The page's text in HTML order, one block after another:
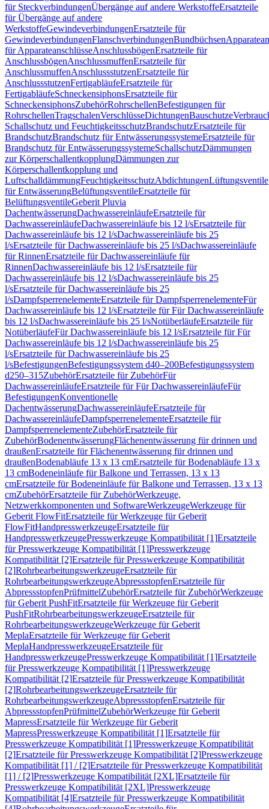
für SteckverbindungenÜbergänge auf andere WerkstoffeErsatzteile
für Übergänge auf andere
WerkstoffeGewindeverbindungenErsatzteile für
GewindeverbindungenFlanschverbindungenBundbüchsen
für ApparateanschlüsseAnschlussbögenErsatzteile für
AnschlussbögenAnschlussmuffenErsatzteile für
AnschlussmuffenAnschlussstutzenErsatzteile für
AnschlussstutzenFertigabläufeErsatzteile für
FertigabläufeSchneckensiphonsErsatzteile für
SchneckensiphonsZubehörRohrschellenBefestigungen für
RohrschellenTragschalenVerschlüsseDichtungenBauschutze
Schallschutz und FeuchtigkeitsschutzBrandschutzErsatzteile für
BrandschutzBrandschutz für EntwässerungssystemeErsatzteile für
Brandschutz für EntwässerungssystemeSchallschutzDämmungen
zur KörperschallentkopplungDämmungen zur
Körperschallentkopplung und
LuftschalldämmungFeuchtigkeitsschutzAbdichtungenLüftungsventile
für EntwässerungBelüftungsventileErsatzteile für
BelüftungsventileGeberit Pluvia
DachentwässerungDachwassereinläufeErsatzteile für
DachwassereinläufeDachwassereinläufe bis 12 l/sErsatzteile für
Dachwassereinläufe bis 12 l/sDachwassereinläufe bis 25
l/sErsatzteile für Dachwassereinläufe bis 25 l/sDachwassereinläufe
für RinnenErsatzteile für Dachwassereinläufe für
RinnenDachwassereinläufe bis 12 l/sErsatzteile für
Dachwassereinläufe bis 12 l/sDachwassereinläufe bis 25
l/sErsatzteile für Dachwassereinläufe bis 25
l/sDampfsperrenelementeErsatzteile für DampfsperrenelementeFür
Dachwassereinläufe bis 12 l/sErsatzteile für Für Dachwassereinläufe
bis 12 l/sDachwassereinläufe bis 25 l/sNotüberläufeErsatzteile für
NotüberläufeFür Dachwassereinläufe bis 12 l/sErsatzteile für Für
Dachwassereinläufe bis 12 l/sDachwassereinläufe bis 25
l/sErsatzteile für Dachwassereinläufe bis 25
l/sBefestigungenBefestigungssystem d40–200Befestigungssystem
d250–315ZubehörErsatzteile für ZubehörFür
DachwassereinläufeErsatzteile für Für DachwassereinläufeFür
BefestigungenKonventionelle
DachentwässerungDachwassereinläufeErsatzteile für
DachwassereinläufeDampfsperrenelementeErsatzteile für
DampfsperrenelementeZubehörErsatzteile für
ZubehörBodenentwässerungFlächenentwässerung für drinnen und
draußenErsatzteile für Flächenentwässerung für drinnen und
draußenBodenabläufe 13 x 13 cmErsatzteile für Bodenabläufe 13 x
13 cmBodeneinläufe für Balkone und Terrassen, 13 x 13
cmErsatzteile für Bodeneinläufe für Balkone und Terrassen, 13 x 13
cmZubehörErsatzteile für ZubehörWerkzeuge,
Netzwerkkomponenten und SoftwareWerkzeugeWerkzeuge für
Geberit FlowFitErsatzteile für Werkzeuge für Geberit
FlowFitHandpresswerkzeugeErsatzteile für
HandpresswerkzeugePresswerkzeuge Kompatibilität [1]Ersatzteile
für Presswerkzeuge Kompatibilität [1]Presswerkzeuge
Kompatibilität [2]Ersatzteile für Presswerkzeuge Kompatibilität
[2]RohrbearbeitungswerkzeugeErsatzteile für
RohrbearbeitungswerkzeugeAbpressstopfenErsatzteile für
AbpressstopfenPrüfmittelZubehörErsatzteile für ZubehörWerkzeuge
für Geberit PushFitErsatzteile für Werkzeuge für Geberit
PushFitRohrbearbeitungswerkzeugeErsatzteile für
RohrbearbeitungswerkzeugeWerkzeuge für Geberit
MeplaErsatzteile für Werkzeuge für Geberit
MeplaHandpresswerkzeugeErsatzteile für
HandpresswerkzeugePresswerkzeuge Kompatibilität [1]Ersatzteile
für Presswerkzeuge Kompatibilität [1]Presswerkzeuge
Kompatibilität [2]Ersatzteile für Presswerkzeuge Kompatibilität
[2]RohrbearbeitungswerkzeugeErsatzteile für
RohrbearbeitungswerkzeugeAbpressstopfenErsatzteile für
AbpressstopfenPrüfmittelZubehörWerkzeuge für Geberit
MapressErsatzteile für Werkzeuge für Geberit
MapressPresswerkzeuge Kompatibilität [1]Ersatzteile für
Presswerkzeuge Kompatibilität [1]Presswerkzeuge Kompatibilität
[2]Ersatzteile für Presswerkzeuge Kompatibilität [2]Presswerkzeuge
Kompatibilität [1] / [2]Ersatzteile für Presswerkzeuge Kompatibilität
[1] / [2]Presswerkzeuge Kompatibilität [2XL]Ersatzteile für
Presswerkzeuge Kompatibilität [2XL]Presswerkzeuge
Kompatibilität [4]Ersatzteile für Presswerkzeuge Kompatibilität